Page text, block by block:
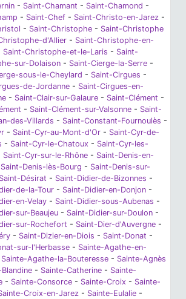
- Saint-Chamant - Saint-Chamond -
- Saint-Chef - Saint-Christo-en-Jarez -
- Saint-Christophe - Saint-Christophe
d'Allier - Saint-Christophe-en-
Saint-Christophe-et-le-Laris - Saint-
sur-Dolaison - Saint-Cierge-la-Serre -
sous-le-Cheylard - Saint-Cirgues -
de-Jordanne - Saint-Cirgues-en-
- Saint-Clair-sur-Galaure - Saint-Clément -
- Saint-Clément-sur-Valsonne - Saint-
des-Villards - Saint-Constant-Fournoulès -
- Saint-Cyr-au-Mont-d'Or - Saint-Cyr-de-
- Saint-Cyr-le-Chatoux - Saint-Cyr-les-
Saint-Cyr-sur-le-Rhône - Saint-Denis-en-
Saint-Denis-lès-Bourg - Saint-Denis-sur-
Saint-Désirat - Saint-Didier-de-Bizonnes -
de-la-Tour - Saint-Didier-en-Donjon -
en-Velay - Saint-Didier-sous-Aubenas -
sur-Beaujeu - Saint-Didier-sur-Doulon -
sur-Rochefort - Saint-Dier-d'Auvergne -
- Saint-Dizier-en-Diois - Saint-Donat -
sur-l'Herbasse - Sainte-Agathe-en-
Sainte-Agathe-la-Bouteresse - Sainte-Agnès
- Sainte-Catherine - Sainte-
- Sainte-Consorce - Sainte-Croix - Sainte-
Croix-en-Jarez - Sainte-Eulalie -